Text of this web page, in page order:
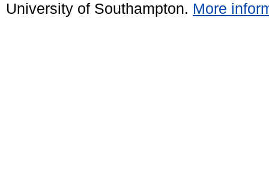
University of Southampton. More